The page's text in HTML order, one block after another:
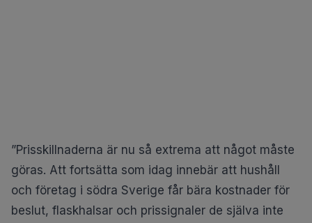
”Prisskillnaderna är nu så extrema att något måste
göras. Att fortsätta som idag innebär att hushåll
och företag i södra Sverige får bära kostnader för
beslut, flaskhalsar och prissignaler de själva inte